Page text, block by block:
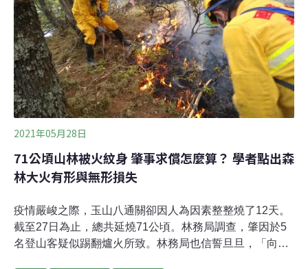
嗎？下一場山林惡火之前：與其禁止不如教導用火原則森
林火災不全然是登山活動用火不慎而引發，此次肇事者雖
自稱是不慎踢倒爐火，卻留下重重疑點，有待檢警釐清。
然而，登山用火的界線為何？禁止用火，真能預防下一場
惡火嗎？依據玉山國家公園管理處公告禁止事項，園區內
的聚落依據相關規範，原野地除了調查、公務或民眾活動
所需的必要維生，其他一律禁止；目的不外乎避免危害生
態環境及影響遊憩品質。目前取暖
2021年05月28日
71公頃山林被火紋身 肇事求償怎麼算？ 學者點出森
林大火有形與無形損失
疫情嚴峻之際，玉山八通關卻因人為因素整整燒了12天。
截至27日為止，總共延燒71公頃。林務局調查，肇因於5
名登山客疑似踢翻爐火所致。林務局也信誓旦旦，「向肇